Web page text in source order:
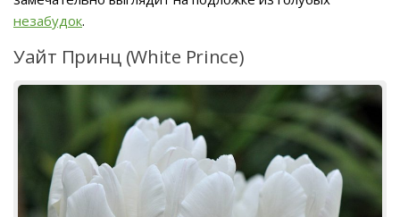
незабудок.
Уайт Принц (White Prince)